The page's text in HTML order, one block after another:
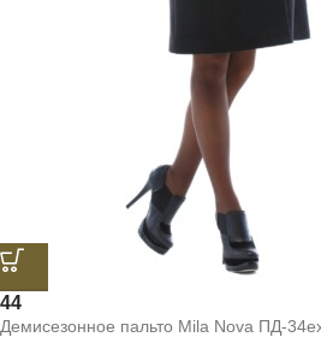
44
Демисезонное пальто Mila Nova ПД-